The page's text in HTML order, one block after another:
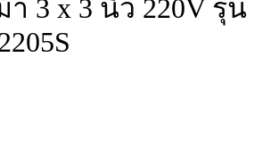
า 3 x 3 นิ้ว 220V รุ่น